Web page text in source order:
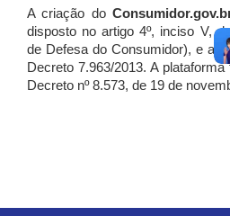
A criação do
disposto no artigo 4º, inciso V,
de Defesa do Consumidor), e
Decreto 7.963/2013. A
Decreto nº 8.573, de 19 de